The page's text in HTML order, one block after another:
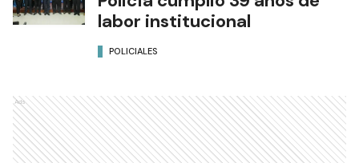
labor institucional
POLICIALES
Ads